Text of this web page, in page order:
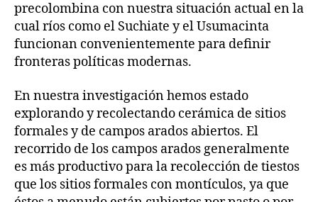
precolombina con nuestra situación actual en la
cual ríos como el Suchiate y el Usumacinta
funcionan convenientemente para definir
fronteras políticas modernas.
En nuestra investigación hemos estado
explorando y recolectando cerámica de sitios
formales y de campos arados abiertos. El
recorrido de los campos arados generalmente
es más productivo para la recolección de tiestos
que los sitios formales con montículos, ya que